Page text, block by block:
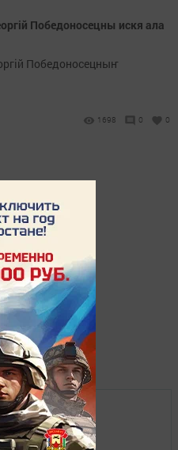
Победоносецны искя ала
Победоносецныҥ
1698 0 0